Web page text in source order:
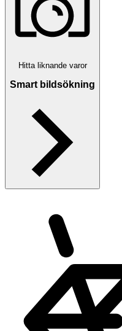
Hitta liknande varor
Smart bildsökning